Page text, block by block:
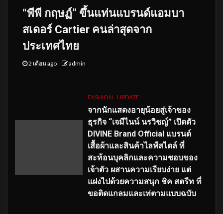
“พีพี กฤษฏ์” ขึ้นแท่นแบรนด์แอมบา
สเดอร์ Cartier คนล่าสุดจาก
ประเทศไทย
2 เดือน ago admin
FASHION UPDATE
จากนักแสดงอายุน้อยสู่เจ้าของ
ธุรกิจ “เจมีไนน์ นรวิชญ์” เปิดตัว
DIVINE Brand Official แบรนด์
เสื้อผ้าและสินค้าไลฟ์สไตล์ ที่
สะท้อนบุคลิกและความชอบของ
เจ้าตัว ผสานความเรียบง่าย แต่
แฝงไปด้วยความสนุก ชิค สตรีท ที่
ขอติดแกลมและเท่ตามแบบฉบับ